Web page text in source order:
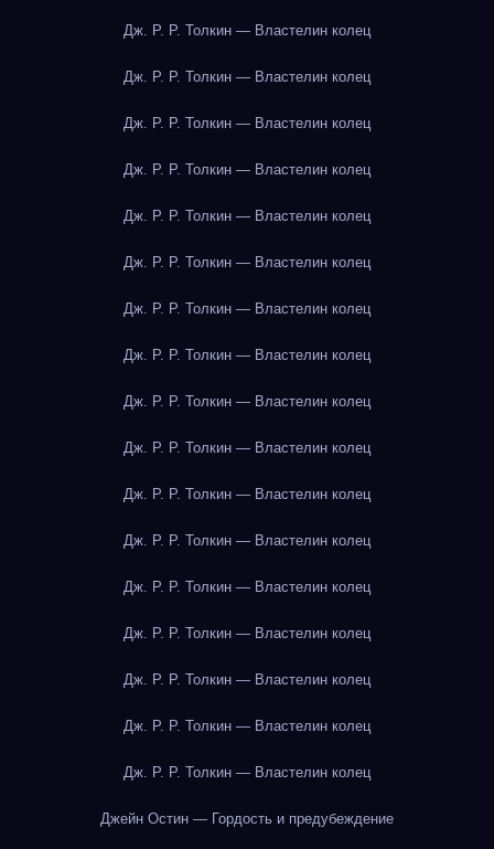
Дж. Р. Р. Толкин — Властелин колец
Дж. Р. Р. Толкин — Властелин колец
Дж. Р. Р. Толкин — Властелин колец
Дж. Р. Р. Толкин — Властелин колец
Дж. Р. Р. Толкин — Властелин колец
Дж. Р. Р. Толкин — Властелин колец
Дж. Р. Р. Толкин — Властелин колец
Дж. Р. Р. Толкин — Властелин колец
Дж. Р. Р. Толкин — Властелин колец
Дж. Р. Р. Толкин — Властелин колец
Дж. Р. Р. Толкин — Властелин колец
Дж. Р. Р. Толкин — Властелин колец
Дж. Р. Р. Толкин — Властелин колец
Дж. Р. Р. Толкин — Властелин колец
Дж. Р. Р. Толкин — Властелин колец
Дж. Р. Р. Толкин — Властелин колец
Дж. Р. Р. Толкин — Властелин колец
Джейн Остин — Гордость и предубеждение